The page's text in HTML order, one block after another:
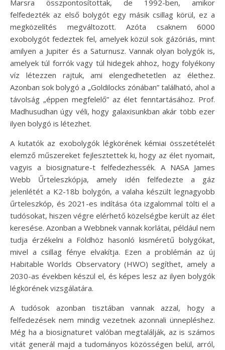
Marsra összpontosítottak, de 1992-ben, amikor
felfedezték az első bolygót egy másik csillag körül, ez a
megközelítés megváltozott. Azóta csaknem 6000
exobolygót fedeztek fel, amelyek közül sok gázóriás, mint
amilyen a Jupiter és a Saturnusz. Vannak olyan bolygók is,
amelyek túl forrók vagy túl hidegek ahhoz, hogy folyékony
víz létezzen rajtuk, ami elengedhetetlen az élethez.
Azonban sok bolygó a „Goldilocks zónában” található, ahol a
távolság „éppen megfelelő” az élet fenntartásához. Prof.
Madhusudhan úgy véli, hogy galaxisunkban akár több ezer
ilyen bolygó is létezhet.
A kutatók az exobolygók légkörének kémiai összetételét
elemző műszereket fejlesztettek ki, hogy az élet nyomait,
vagyis a biosignature-t felfedezhessék. A NASA James
Webb Űrteleszkópja, amely idén felfedezte a gáz
jelenlétét a K2-18b bolygón, a valaha készült legnagyobb
űrteleszkóp, és 2021-es indítása óta izgalommal tölti el a
tudósokat, hiszen végre elérhető közelségbe került az élet
keresése. Azonban a Webbnek vannak korlátai, például nem
tudja érzékelni a Földhöz hasonló kisméretű bolygókat,
mivel a csillag fénye elvakítja. Ezen a problémán az új
Habitable Worlds Observatory (HWO) segíthet, amely a
2030-as években készül el, és képes lesz az ilyen bolygók
légkörének vizsgálatára.
A tudósok azonban tisztában vannak azzal, hogy a
felfedezések nem mindig vezetnek azonnali ünnepléshez.
Még ha a biosignaturet valóban megtalálják, az is számos
vitát generál majd a tudományos közösségen belül, arról,